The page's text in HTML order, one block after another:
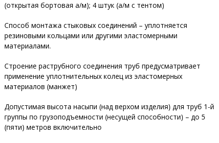
(открытая бортовая а/м); 4 штук (а/м с тентом)
Способ монтажа стыковых соединений – уплотняется
резиновыми кольцами или другими эластомерными
материалами.
Строение раструбного соединения труб предусматривает
применение уплотнительных колец из эластомерных
материалов (манжет)
Допустимая высота насыпи (над верхом изделия) для труб 1-й
группы по грузоподъемности (несущей способности) – до 5
(пяти) метров включительно